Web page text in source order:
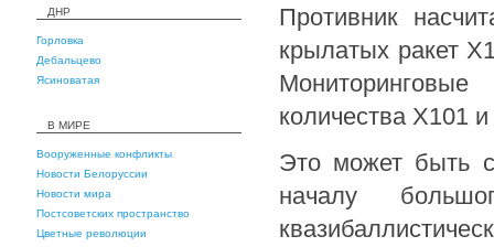
ДНР
Горловка
Дебальцево
Ясиноватая
В МИРЕ
Вооруженные конфликты
Новости Белоруссии
Новости мира
Постсоветских пространство
Цветные революции
Противник
крылатых ракет
количества Х101
Это может быть
началу